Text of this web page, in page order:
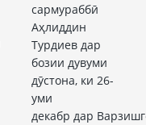
сармураббӣ
Аҳлиддин
Турдиев дар
бозии дувуми
дӯстона, ки 26-
уми
декабр дар